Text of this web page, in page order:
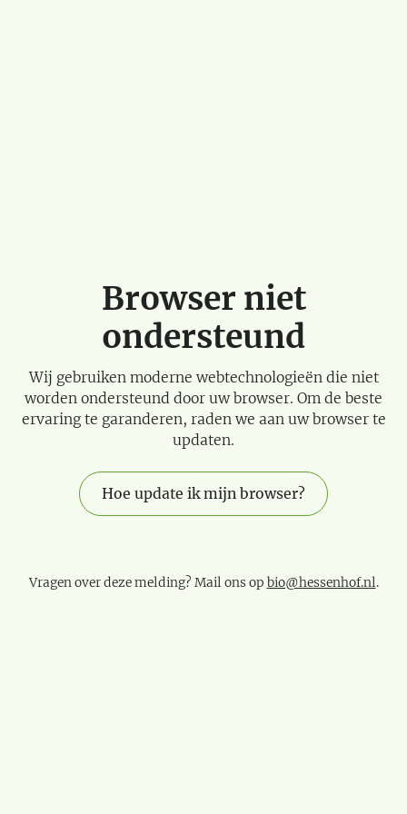
Browser niet
ondersteund
Wij gebruiken moderne webtechnologieën die niet
worden ondersteund door uw browser. Om de beste
ervaring te garanderen, raden we aan uw browser te
updaten.
Hoe update ik mijn browser?
Vragen over deze melding? Mail ons op bio@hessenhof.nl.